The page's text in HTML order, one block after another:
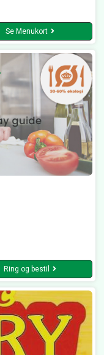
Se Menukort
Ring og bestil